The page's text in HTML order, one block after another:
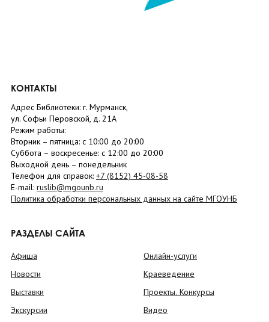
КОНТАКТЫ
Адрес Библиотеки: г. Мурманск,
ул. Софьи Перовской, д. 21А
Режим работы:
Вторник – пятница: с 10:00 до 20:00
Суббота – воскресенье: c 12:00 до 20:00
Выходной день – понедельник
Телефон для справок: +7 (8152) 45-08-58
E-mail: ruslib@mgounb.ru
Политика обработки персональных данных на сайте МГОУНБ
РАЗДЕЛЫ САЙТА
Афиша
Новости
Выставки
Экскурсии
Онлайн-услуги
Краеведение
Проекты. Конкурсы
Видео